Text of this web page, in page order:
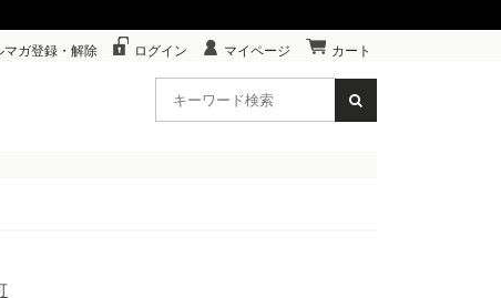
マガ登録・解除 ログイン マイページ カート